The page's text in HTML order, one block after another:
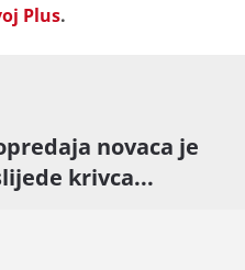
Plus.
novaca je
krivca...